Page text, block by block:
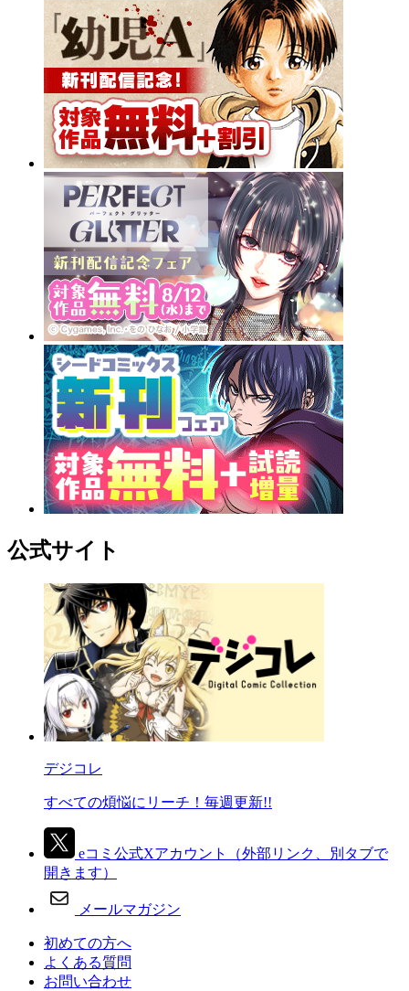
公式サイト
デジコレ
すべての煩悩にリーチ！毎週更新!!
eコミ公式Xアカウント
（外部リンク、別タブで
開きます）
メールマガジン
初めての方へ
よくある質問
お問い合わせ